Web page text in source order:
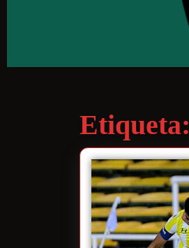
Etiqueta: